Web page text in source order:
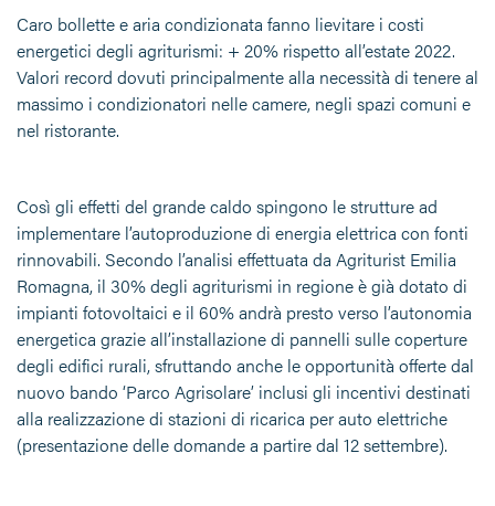
Caro bollette e aria condizionata fanno lievitare i costi
energetici degli agriturismi: + 20% rispetto all’estate 2022.
Valori record dovuti principalmente alla necessità di tenere al
massimo i condizionatori nelle camere, negli spazi comuni e
nel ristorante.
Così gli effetti del grande caldo spingono le strutture ad
implementare l’autoproduzione di energia elettrica con fonti
rinnovabili. Secondo l’analisi effettuata da Agriturist Emilia
Romagna, il 30% degli agriturismi in regione è già dotato di
impianti fotovoltaici e il 60% andrà presto verso l’autonomia
energetica grazie all’installazione di pannelli sulle coperture
degli edifici rurali, sfruttando anche le opportunità offerte dal
nuovo bando ‘Parco Agrisolare’ inclusi gli incentivi destinati
alla realizzazione di stazioni di ricarica per auto elettriche
(presentazione delle domande a partire dal 12 settembre).